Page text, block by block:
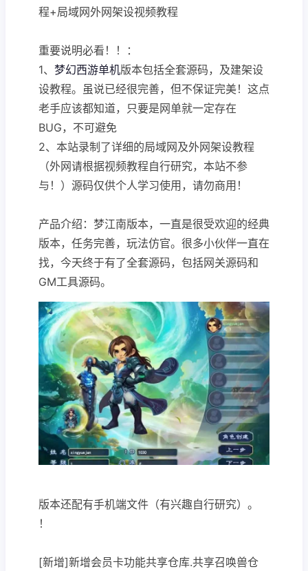
程+局域网外网架设视频教程
重要说明必看！！：
1、 梦幻西游单机版本包括全套源码，及建架设
设教程。虽说已经很完善，但不保证完美！这点
老手应该都知道，只要是网单就一定存在
BUG，不可避免
2、本站录制了详细的局域网及外网架设教程
（外网请根据视频教程自行研究，本站不参
与！）源码仅供个人学习使用，请勿商用！
产品介绍：梦江南版本，一直是很受欢迎的经典
版本，任务完善，玩法仿官。很多小伙伴一直在
找，今天终于有了全套源码，包括网关源码和
GM工具源码。
版本还配有手机端文件（有兴趣自行研究）。
！
[新增]新增会员卡功能共享仓库.共享召唤兽仓